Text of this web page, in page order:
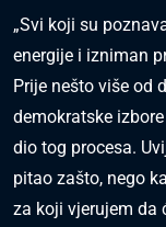
„Svi koji su
energije i izniman
Prije nešto više od
demokratske
dio tog procesa.
pitao zašto, nego
za koji vjerujem da